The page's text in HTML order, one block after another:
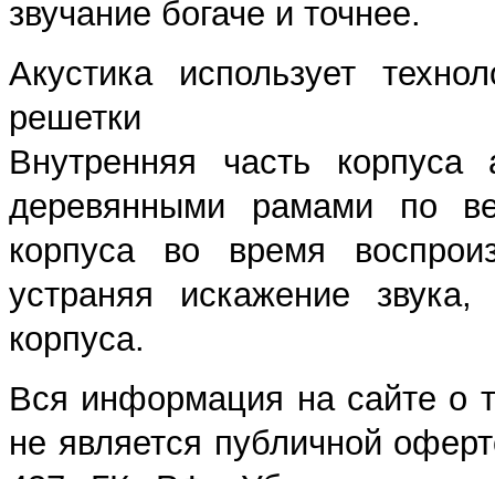
звучание богаче и точнее.
Акустика использует
решетки
Внутренняя часть корпуса
деревянными рамами по
корпуса во время
устраняя искажение
корпуса.
Вся информация на сайте о
не является публичной